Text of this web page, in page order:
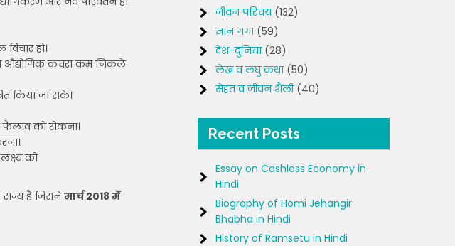
हो।
औद्योगिक कचरा कम निकले
किया जा सके।
को रोकना।
को
राज्य है जिसनेमार्च 2018 में
जीवन परिचय(132)
ज्ञान गंगा(59)
देश-दुनिया(28)
लेख व लघु कथा(50)
सेहत व जीवन शैली(40)
Recent Posts
Essay on Cashless Economy in
Hindi
Biography of Homi Jehangir
Bhabha in Hindi
History of Ramsetu in Hindi